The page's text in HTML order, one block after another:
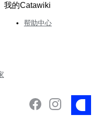
我的Catawiki
帮助中心